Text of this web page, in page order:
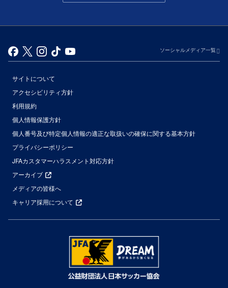
ソーシャルメディア一覧
サイトについて
アクセシビリティ方針
利用規約
個人情報保護方針
個人番号及び特定個人情報の適正な取扱いの確保に関する基本方針
プライバシーポリシー
JFAカスタマーハラスメント対応方針
アーカイブ
メディアの皆様へ
キャリア採用について